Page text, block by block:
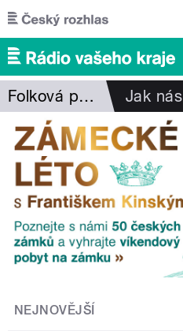
Přejít k hlavnímu obsahu
Folková pohlazení Jak
NEJNOVĚJŠÍ